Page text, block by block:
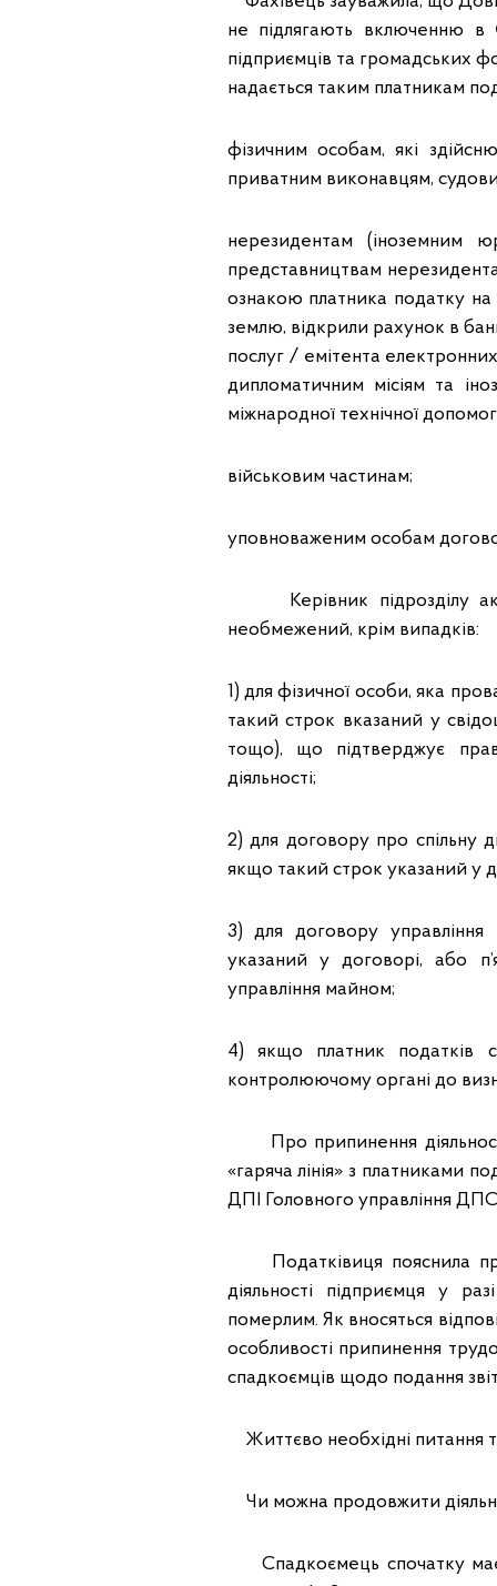
не підлягають включенню
підприємців та
надається таким платникам
фізичним особам, які
приватним виконавцям,
нерезидентам (іноземним
представництвам
ознакою платника податку
землю, відкрили рахунок в
послуг / емітента
дипломатичним місіям та
міжнародної технічної
військовим частинам;
уповноваженим особам
Керівник підрозділу
необмежений, крім випадків:
1) для фізичної особи, яка
такий строк вказаний у
тощо), що підтверджує
діяльності;
2) для договору про спільну
якщо такий строк указаний у
3) для договору управління
указаний у договорі, або
управління майном;
4) якщо платник податків
контролюючому органі до
Про припинення діяльності
«гаряча лінія» з платниками
ДПІ Головного управління
Податківиця пояснила про
діяльності підприємця у
померлим. Як вносяться
особливості припинення
спадкоємців щодо подання
Життєво необхідні питання
Чи можна продовжити
Спадкоємець спочатку